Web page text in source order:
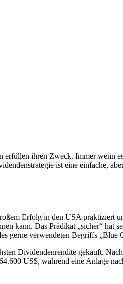
ihren Zweck. Immer wenn
ist eine einfache,
Erfolg in den USA praktiziert
kann. Das Prädikat „sicher“ hat
gerne verwendeten Begriffs
Dividendenrendite gekauft.
US$, während eine Anlage